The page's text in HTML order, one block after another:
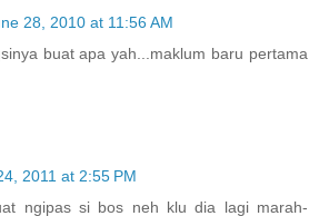
28, 2010 at 11:56 AM
buat apa yah...maklum baru pertama
2011 at 2:55 PM
ngipas si bos neh klu dia lagi marah-